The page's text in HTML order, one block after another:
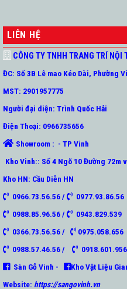
LIÊN HỆ
CÔNG TY TNHH TRANG TRÍ NỘI
ĐC: Số 3B Lê mao Kéo Dài, Phường
MST: 2901957775
Người đại diện: Trình Quốc Hải
Điện Thoại: 0966735656
Showroom : - TP Vinh
Kho Vinh:: Số 4 Ngõ 10 Đường 72m
Kho HN: Cầu Diễn HN
0966.73.56.56 /
0977.93.86.56
0988.85.96.56 /
0943.829.539
0366.73.56.56 /
0975.058.656
0988.57.46.56 /
0918.601.956
Sàn Gỗ Vinh -
Kho Vật Liệu
Website: https://sangovinh.vn